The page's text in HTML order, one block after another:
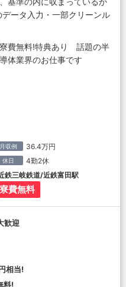
ータ入力・一部クリーンル
寮費無料!特典あり 話題の半
導体業界のお仕事です
月収例 36.4万円
休日 4勤2休
鉄三岐鉄道/近鉄富田駅
寮費無料
歓迎
相当!
料!